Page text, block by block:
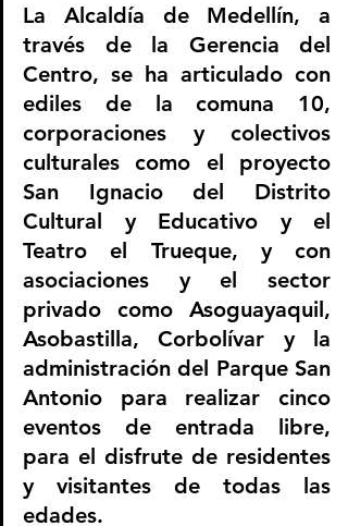
La Alcaldía de Medellín, a
través de la Gerencia del
Centro, se ha articulado con
ediles de la comuna 10,
corporaciones y colectivos
culturales como el proyecto
San Ignacio del Distrito
Cultural y Educativo y el
Teatro el Trueque, y con
asociaciones y el sector
privado como Asoguayaquil,
Asobastilla, Corbolívar y la
administración del Parque San
Antonio para realizar cinco
eventos de entrada libre,
para el disfrute de residentes
y visitantes de todas las
edades.